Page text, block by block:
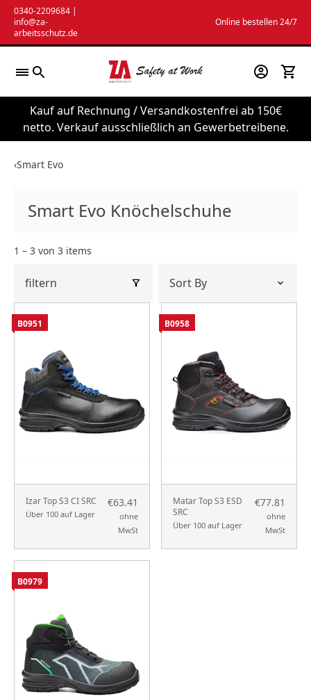
Zum
Inhalt
springen
0340-2209684 |
info@za-
arbeitsschutz.de
Online bestellen 24/7
Kauf auf Rechnung / Versandkostenfrei ab 150€
netto. Verkauf ausschließlich an Gewerbetreibene.
‹Smart Evo
Smart Evo Knöchelschuhe
1 – 3 von 3 items
filtern
Izar Top S3 CI SRC
Über 100 auf Lager
€63.41
ohne
MwSt
B0951
Matar Top S3 ESD
SRC
Über 100 auf Lager
€77.81
ohne
MwSt
B0958
B0979